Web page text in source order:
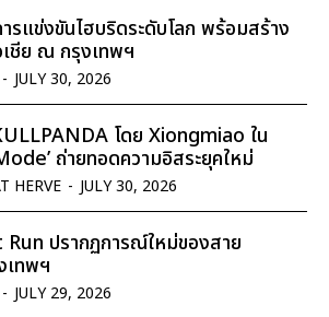
ารแข่งขันไฮบริดระดับโลก พร้อมสร้าง
ชีย ณ กรุงเทพฯ
- JULY 30, 2026
โดย Xiongmiao ใน
ถ่ายทอดความอิสระยุคใหม่
HERVE - JULY 30, 2026
ปรากฏการณ์ใหม่ของสาย
เทพฯ
- JULY 29, 2026